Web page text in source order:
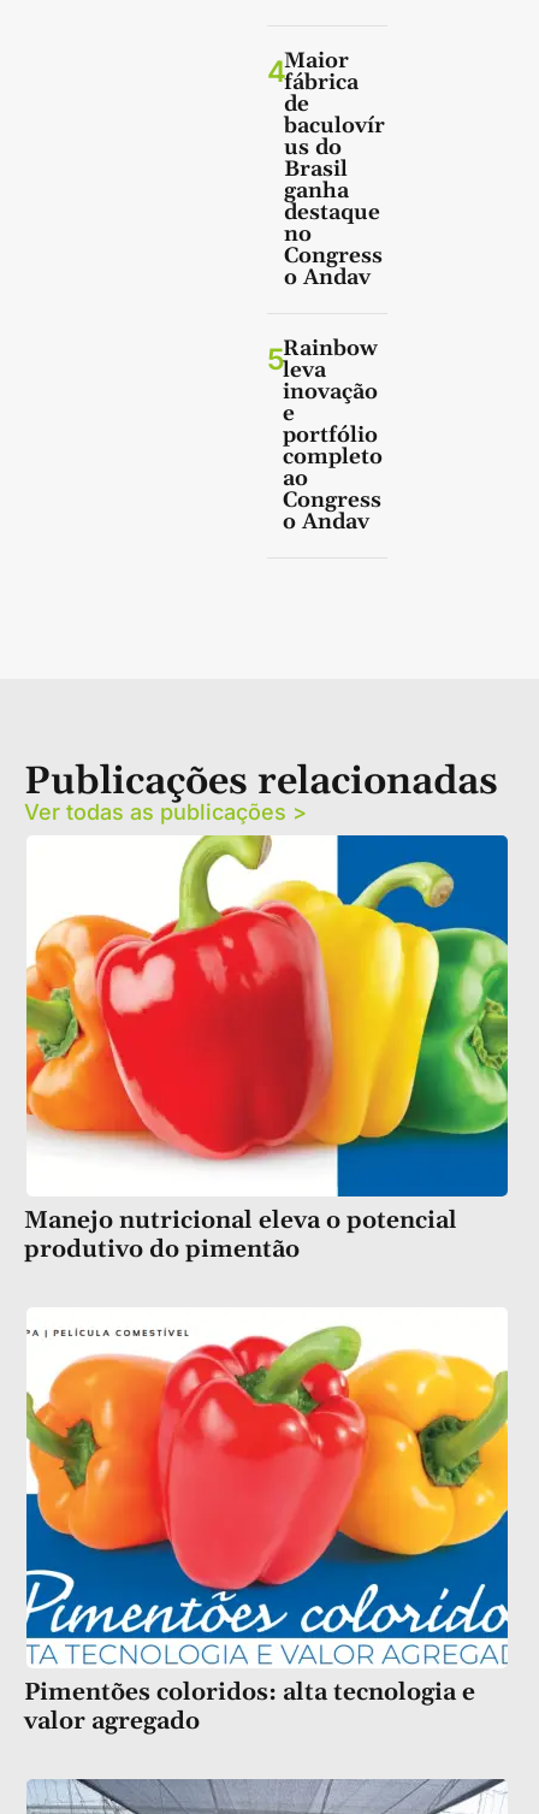
4Maior
fábrica
de
baculovír
us do
Brasil
ganha
destaque
no
Congress
o Andav
5Rainbow
leva
inovação
e
portfólio
completo
ao
Congress
o Andav
Publicações relacionadas
Ver todas as publicações >
Manejo nutricional eleva o potencial
produtivo do pimentão
Pimentões coloridos: alta tecnologia e
valor agregado